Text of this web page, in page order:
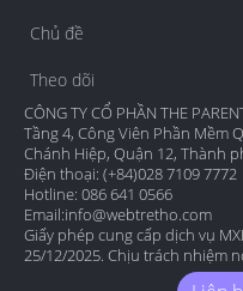
Chủ đề
Theo dõi
CÔNG TY CỔ PHẦN THE
Tầng 4, Công Viên Phần Mềm
Chánh Hiệp, Quận 12, Thành
Điện thoại: (+84)028 7109 7772
Hotline: 086 641 0566
Email:info@webtretho.com
Giấy phép cung cấp dịch vụ
25/12/2025. Chịu trách nhiệm